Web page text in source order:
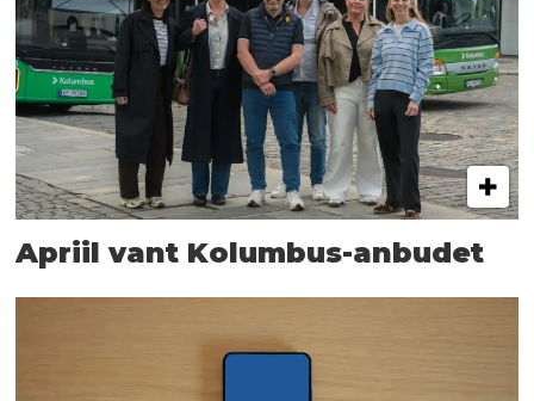
Apriil vant Kolumbus-anbudet